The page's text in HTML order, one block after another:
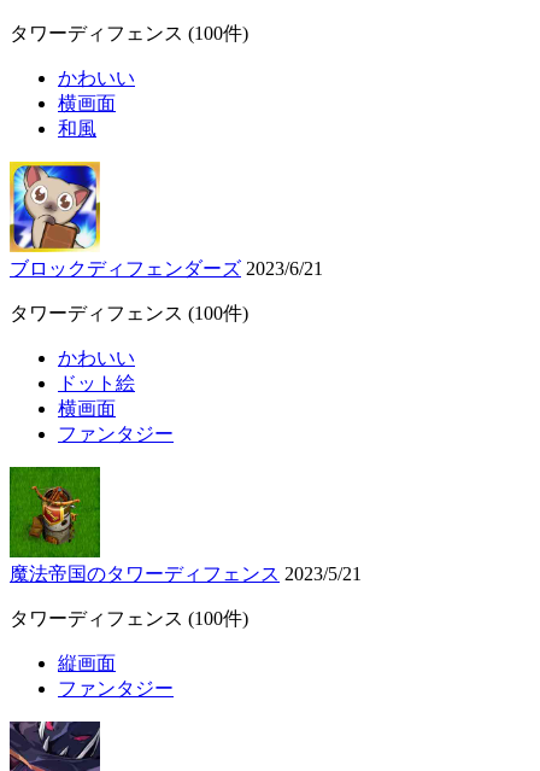
タワーディフェンス (100件)
かわいい
横画面
和風
ブロックディフェンダーズ 2023/6/21
タワーディフェンス (100件)
かわいい
ドット絵
横画面
ファンタジー
魔法帝国のタワーディフェンス 2023/5/21
タワーディフェンス (100件)
縦画面
ファンタジー